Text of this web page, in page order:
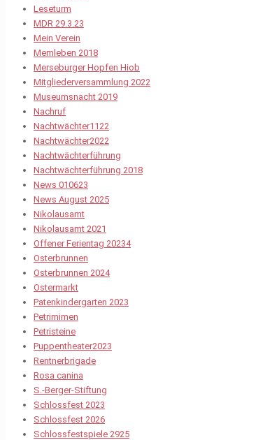
Leseturm
MDR 29.3.23
Mein Verein
Memleben 2018
Merseburger Hopfen Hiob
Mitgliederversammlung 2022
Museumsnacht 2019
Nachruf
Nachtwächter1122
Nachtwächter2022
Nachtwächterführung
Nachtwächterführung 2018
News 010623
News August 2025
Nikolausamt
Nikolausamt 2021
Offener Ferientag 20234
Osterbrunnen
Osterbrunnen 2024
Ostermarkt
Patenkindergarten 2023
Petrimimen
Petristeine
Puppentheater2023
Rentnerbrigade
Rosa canina
S.-Berger-Stiftung
Schlossfest 2023
Schlossfest 2026
Schlossfestspiele 2925